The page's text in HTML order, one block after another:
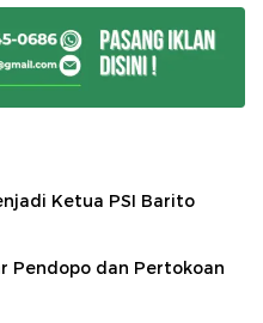
Ketua PSI Barito
Pendopo dan Pertokoan